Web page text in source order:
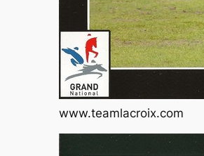
www.teamlacroix.com